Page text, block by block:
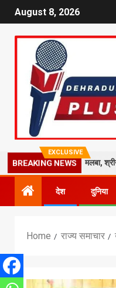
August 8, 2026
EXCLUSIVE
BREAKING NEWS
पर गिरा मलबा, श्रीनगर में
देश दुनिया
Home राज्य समाचार